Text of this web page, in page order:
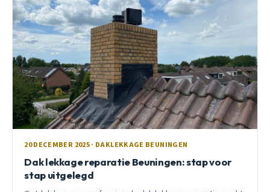
20 DECEMBER 2025 · DAKLEKKAGE BEUNINGEN
Dak lekkage reparatie Beuningen: stap voor
stap uitgelegd